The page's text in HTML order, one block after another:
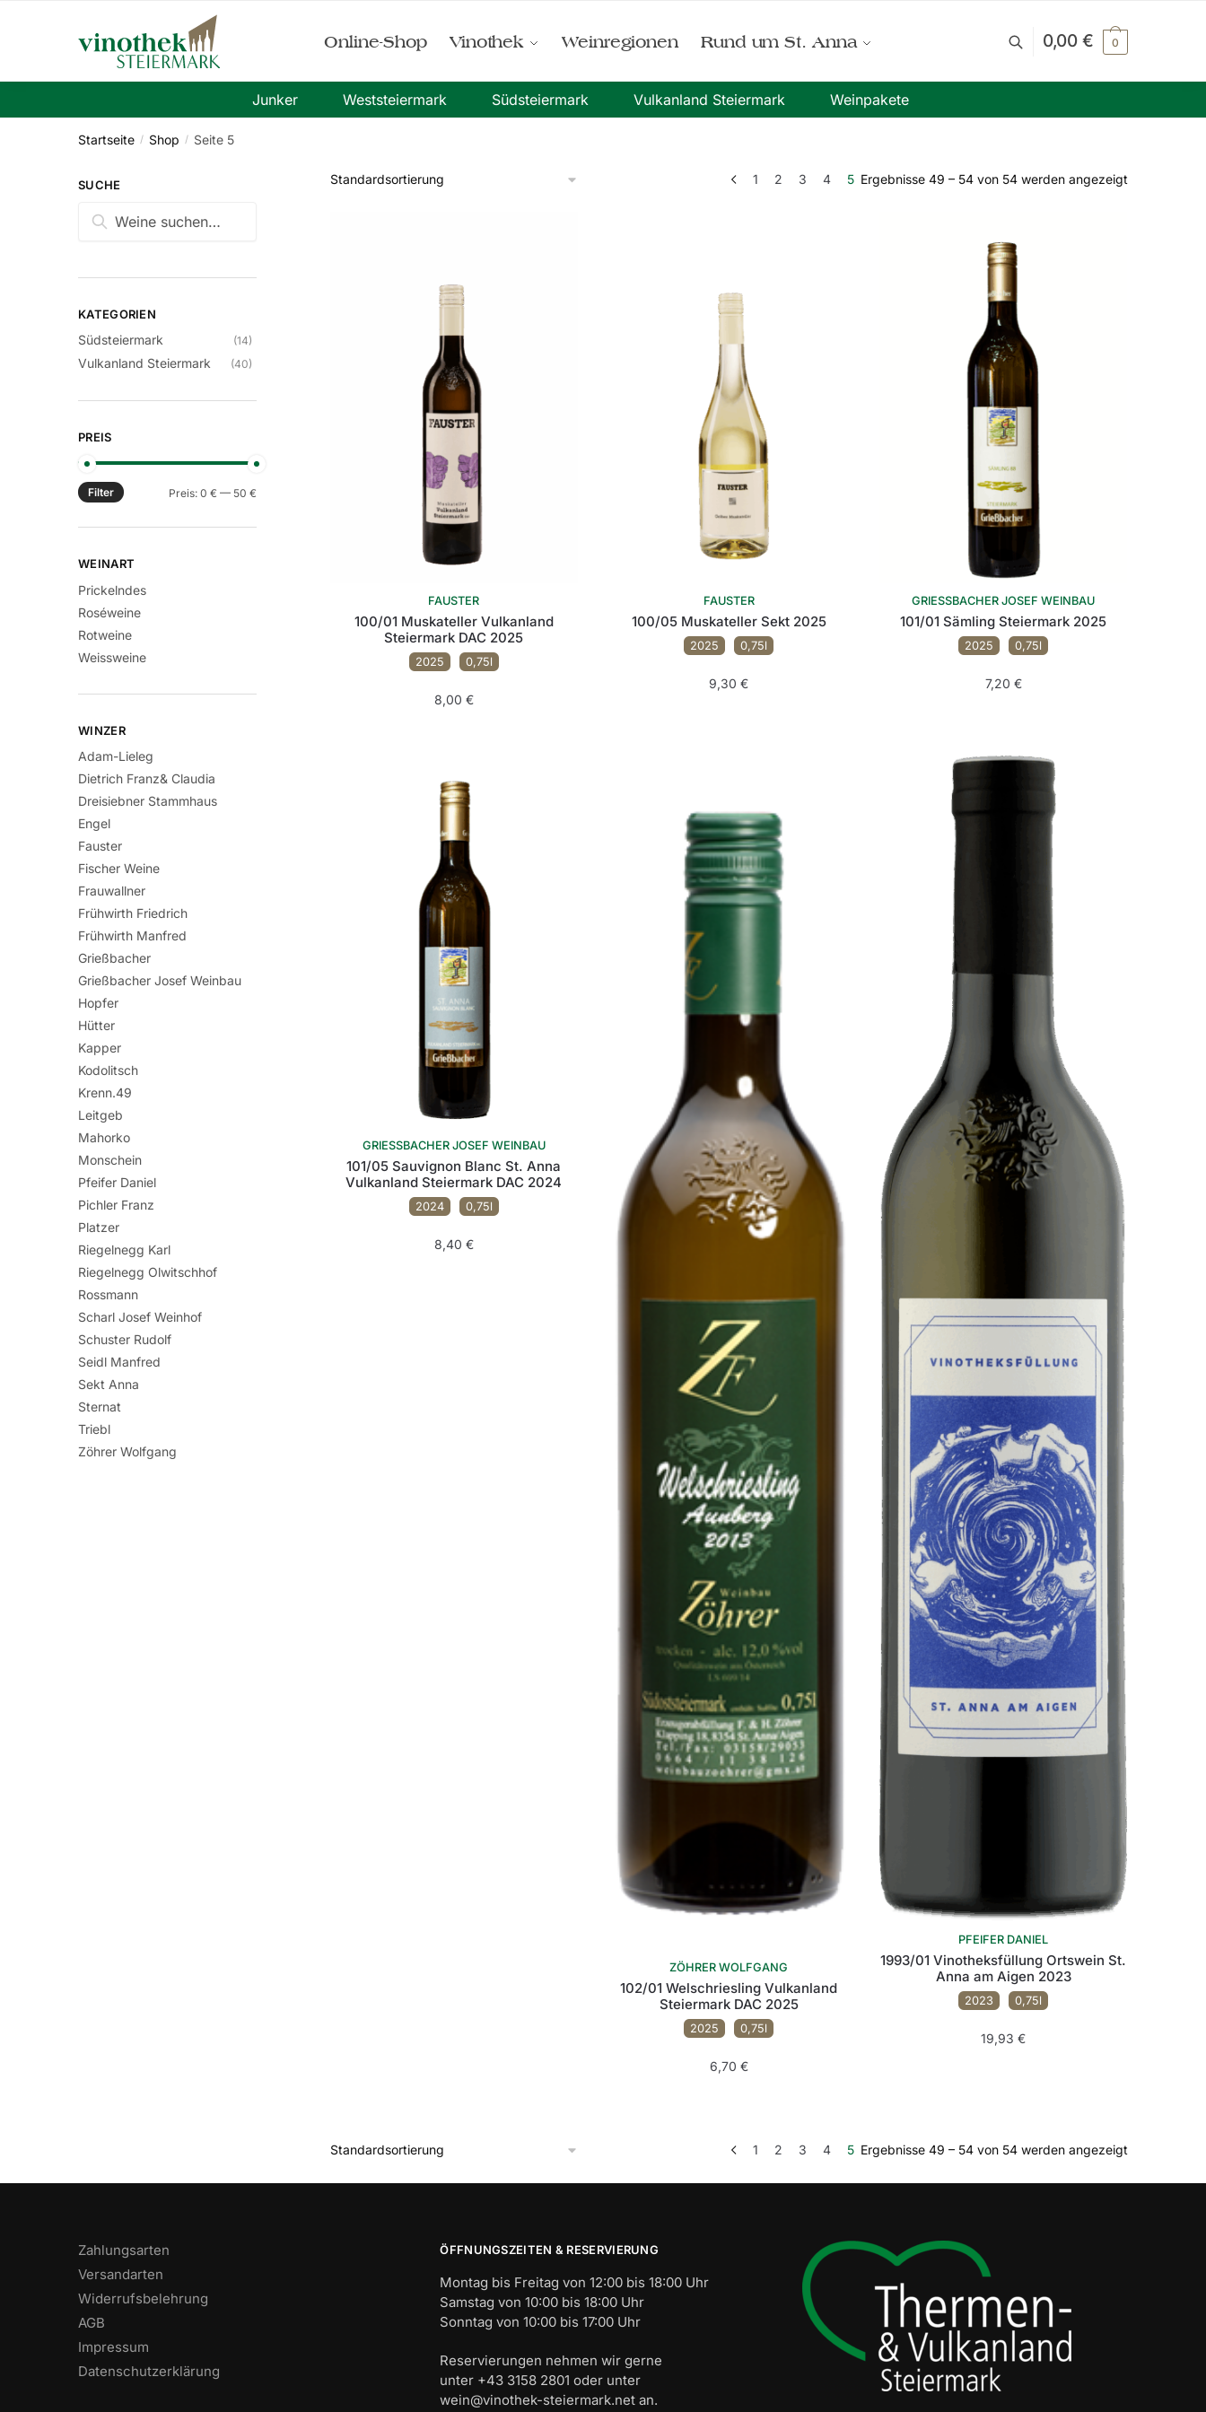
Online-Shop Vinothek Weinregionen Rund um St. Anna 0,00€ 0
Junker Weststeiermark Südsteiermark Vulkanland Steiermark Weinpakete
Startseite / Shop / Seite 5
Ergebnisse 49 – 54 von 54 werden angezeigt
1 2 3 4 5
FAUSTER
100/01 Muskateller Vulkanland
Steiermark DAC 2025
2025 0,75l
8,00 €
FAUSTER
100/05 Muskateller Sekt 2025
2025 0,75l
9,30 €
GRIESSBACHER JOSEF WEINBAU
101/01 Sämling Steiermark 2025
2025 0,75l
7,20 €
GRIESSBACHER JOSEF WEINBAU
101/05 Sauvignon Blanc St. Anna
Vulkanland Steiermark DAC 2024
2024 0,75l
8,40 €
ZÖHRER WOLFGANG
102/01 Welschriesling Vulkanland
Steiermark DAC 2025
2025 0,75l
6,70 €
PFEIFER DANIEL
1993/01 Vinotheksfüllung Ortswein St.
Anna am Aigen 2023
2023 0,75l
19,93€
Ergebnisse 49 – 54 von 54 werden angezeigt
1 2 3 4 5
SUCHE
Suche
nach:
Suche
KATEGORIEN
Südsteiermark (14)
Vulkanland Steiermark (40)
PREIS
Min.
Max.
Filter Preis: 0 € — 50 €
WEINART
Prickelndes
Roséweine
Rotweine
Weissweine
WINZER
Adam-Lieleg
Dietrich Franz& Claudia
Dreisiebner Stammhaus
Engel
Fauster
Fischer Weine
Frauwallner
Frühwirth Friedrich
Frühwirth Manfred
Grießbacher
Grießbacher Josef Weinbau
Hopfer
Hütter
Kapper
Kodolitsch
Krenn.49
Leitgeb
Mahorko
Monschein
Pfeifer Daniel
Pichler Franz
Platzer
Riegelnegg Karl
Riegelnegg Olwitschhof
Rossmann
Scharl Josef Weinhof
Schuster Rudolf
Seidl Manfred
Sekt Anna
Sternat
Triebl
Zöhrer Wolfgang
Zahlungsarten
Versandarten
Widerrufsbelehrung
AGB
Impressum
Datenschutzerklärung
ÖFFNUNGSZEITEN & RESERVIERUNG
Montag bis Freitag von 12:00 bis 18:00 Uhr
Samstag von 10:00 bis 18:00 Uhr
Sonntag von 10:00 bis 17:00 Uhr
Reservierungen nehmen wir gerne
unter +43 3158 2801 oder unter
wein@vinothek-steiermark.net an.